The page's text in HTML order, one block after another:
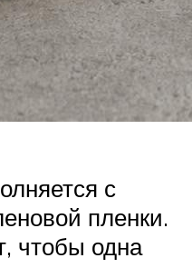
с
пленки.
чтобы одна